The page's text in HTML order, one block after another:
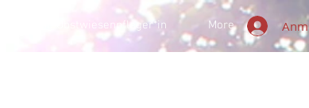
Fortbildung Obstwiesenpfleger*in More